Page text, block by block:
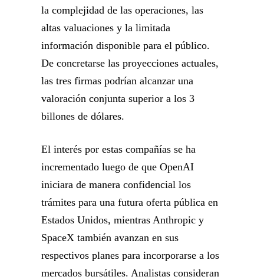
la complejidad de las operaciones, las
altas valuaciones y la limitada
información disponible para el público.
De concretarse las proyecciones actuales,
las tres firmas podrían alcanzar una
valoración conjunta superior a los 3
billones de dólares.
El interés por estas compañías se ha
incrementado luego de que OpenAI
iniciara de manera confidencial los
trámites para una futura oferta pública en
Estados Unidos, mientras Anthropic y
SpaceX también avanzan en sus
respectivos planes para incorporarse a los
mercados bursátiles. Analistas consideran